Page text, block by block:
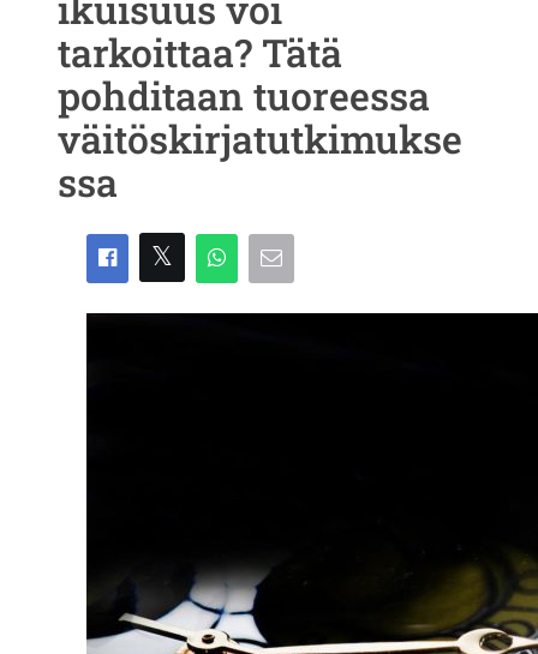
tarkoittaa? Tätä
pohditaan tuoreessa
väitöskirjatutkimukse
ssa